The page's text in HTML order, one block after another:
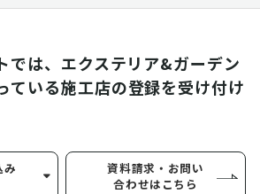
では、エクステリア&ガーデン
ている施工店の登録を受け付け
み
資料請求・お問い
合わせはこちら